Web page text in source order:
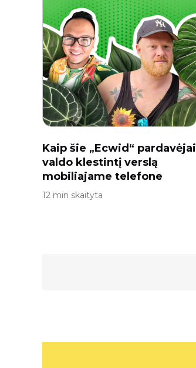
Kaip šie „Ecwid“ pardavėjai
valdo klestintį verslą
mobiliajame telefone
12 min skaityta